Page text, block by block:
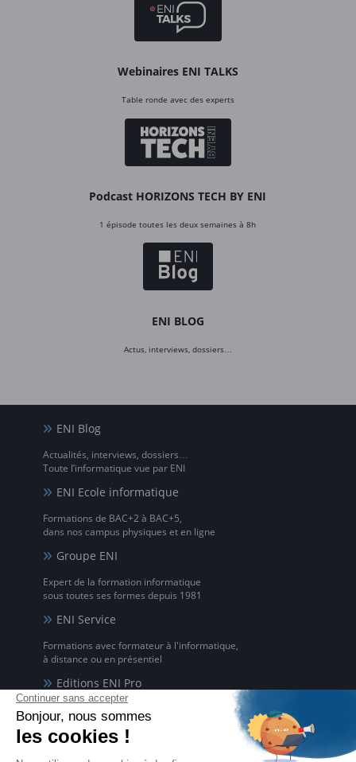
Webinaires ENI TALKS
Table ronde avec des experts
Podcast HORIZONS TECH BY ENI
1 épisode toutes les deux semaines à 8h
ENI BLOG
Actus, interviews, dossiers…
ENI Blog
Actualités, interviews, dossiers…
Toute l’informatique vue par ENI
ENI Ecole informatique
Formations de BAC+2 à BAC+5,
dans nos campus physiques et en ligne
Groupe ENI
Expert de la formation informatique
sous toutes ses formes depuis 1981
ENI Service
Formations avec formateur à l'informatique,
à distance ou en présentiel
Editions ENI Pro
pour les organismes de formation
ENI elearning